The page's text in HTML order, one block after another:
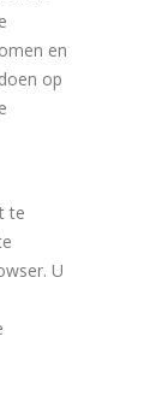
en
op
te
U